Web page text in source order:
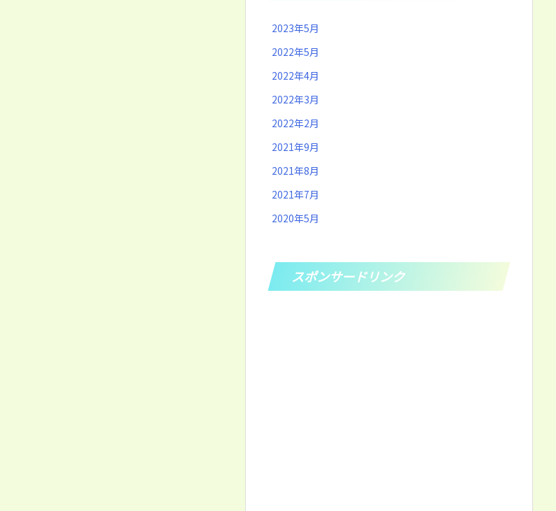
2023年5月
2022年5月
2022年4月
2022年3月
2022年2月
2021年9月
2021年8月
2021年7月
2020年5月
スポンサードリンク